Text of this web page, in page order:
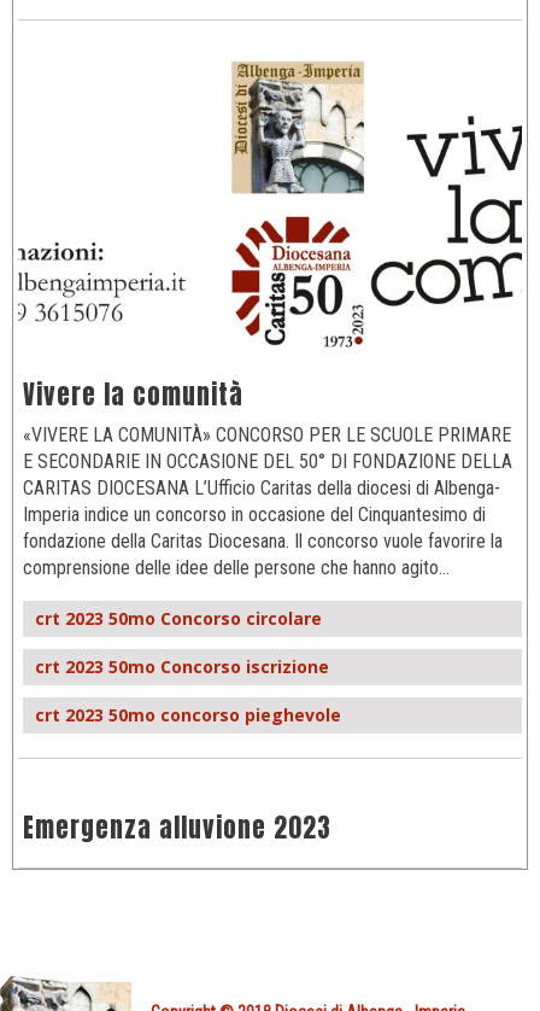
Vivere la comunità
«VIVERE LA COMUNITÀ» CONCORSO PER LE SCUOLE PRIMARE
E SECONDARIE IN OCCASIONE DEL 50° DI FONDAZIONE DELLA
CARITAS DIOCESANA L’Ufficio Caritas della diocesi di Albenga-
Imperia indice un concorso in occasione del Cinquantesimo di
fondazione della Caritas Diocesana. Il concorso vuole favorire la
comprensione delle idee delle persone che hanno agito…
crt 2023 50mo Concorso circolare
crt 2023 50mo Concorso iscrizione
crt 2023 50mo concorso pieghevole
Emergenza alluvione 2023